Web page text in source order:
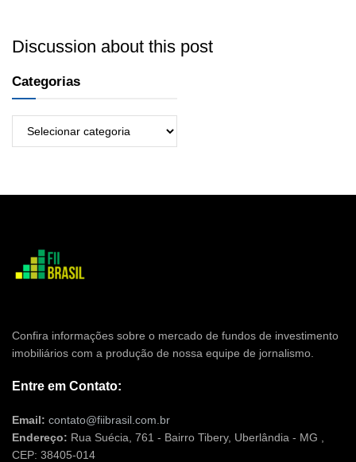
Discussion about this post
Categorias
Confira informações sobre o mercado de fundos de investimento
imobiliários com a produção de nossa equipe de jornalismo.
Entre em Contato:
Email: contato@fiibrasil.com.br
Endereço: Rua Suécia, 761 - Bairro Tibery, Uberlândia - MG ,
CEP: 38405-014